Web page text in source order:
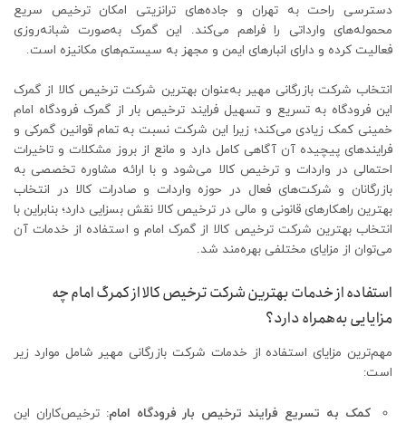
دسترسی راحت به تهران و جاده‌های ترانزیتی امکان ترخیص سریع
محموله‌های وارداتی را فراهم می‌کند. این گمرک به‌صورت شبانه‌روزی
فعالیت کرده و دارای انبارهای ایمن و مجهز به سیستم‌های مکانیزه است.
انتخاب شرکت بازرگانی مهیر به‌عنوان بهترین شرکت ترخیص کالا از گمرک
این فرودگاه به تسریع و تسهیل فرایند ترخیص بار از گمرک فرودگاه امام
خمینی کمک زیادی می‌کند؛ زیرا این شرکت نسبت به تمام قوانین گمرکی و
فرایندهای پیچیده آن آگاهی کامل دارد و مانع از بروز مشکلات و تاخیرات
احتمالی در واردات و ترخیص کالا می‌شود و با ارائه مشاوره تخصصی به
بازرگانان و شرکت‌های فعال در حوزه واردات و صادرات کالا در انتخاب
بهترین راهکارهای قانونی و مالی در ترخیص کالا نقش بسزایی دارد؛ بنابراین با
انتخاب بهترین شرکت ترخیص کالا از گمرک امام و استفاده از خدمات آن
می‌توان از مزایای مختلفی بهره‌مند شد.
استفاده از خدمات بهترین شرکت ترخیص کالا از کمرگ امام چه
مزایایی به‌همراه دارد؟
مهم‌ترین مزایای استفاده از خدمات شرکت بازرگانی مهیر شامل موارد زیر
است:
کمک به تسریع فرایند ترخیص بار فرودگاه امام: ترخیص‌کاران این